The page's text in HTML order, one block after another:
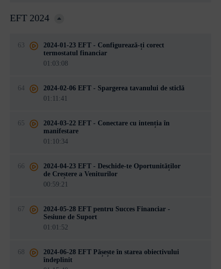
EFT 2024
63
2024-01-23 EFT - Configurează-ți corect
termostatul financiar
01:03:08
64
2024-02-06 EFT - Spargerea tavanului de sticlă
01:11:41
65
2024-03-22 EFT - Conectare cu intenția în
manifestare
01:10:34
66
2024-04-23 EFT - Deschide-te Oportunităților
de Creștere a Veniturilor
00:59:21
67
2024-05-28 EFT pentru Succes Financiar -
Sesiune de Suport
01:01:52
68
2024-06-28 EFT Pășește în starea obiectivului
îndeplinit